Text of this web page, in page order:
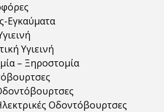
Εγκαύματα
Υγιεινή
– Ξηροστομία
Οδοντόβουρτσες